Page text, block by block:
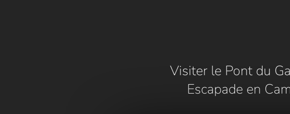
Visiter le Pont du
Escapade en